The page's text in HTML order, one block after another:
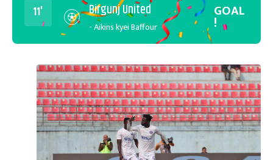
11' Birgunj United
- Aikins kyei Baffour
GOAL
!